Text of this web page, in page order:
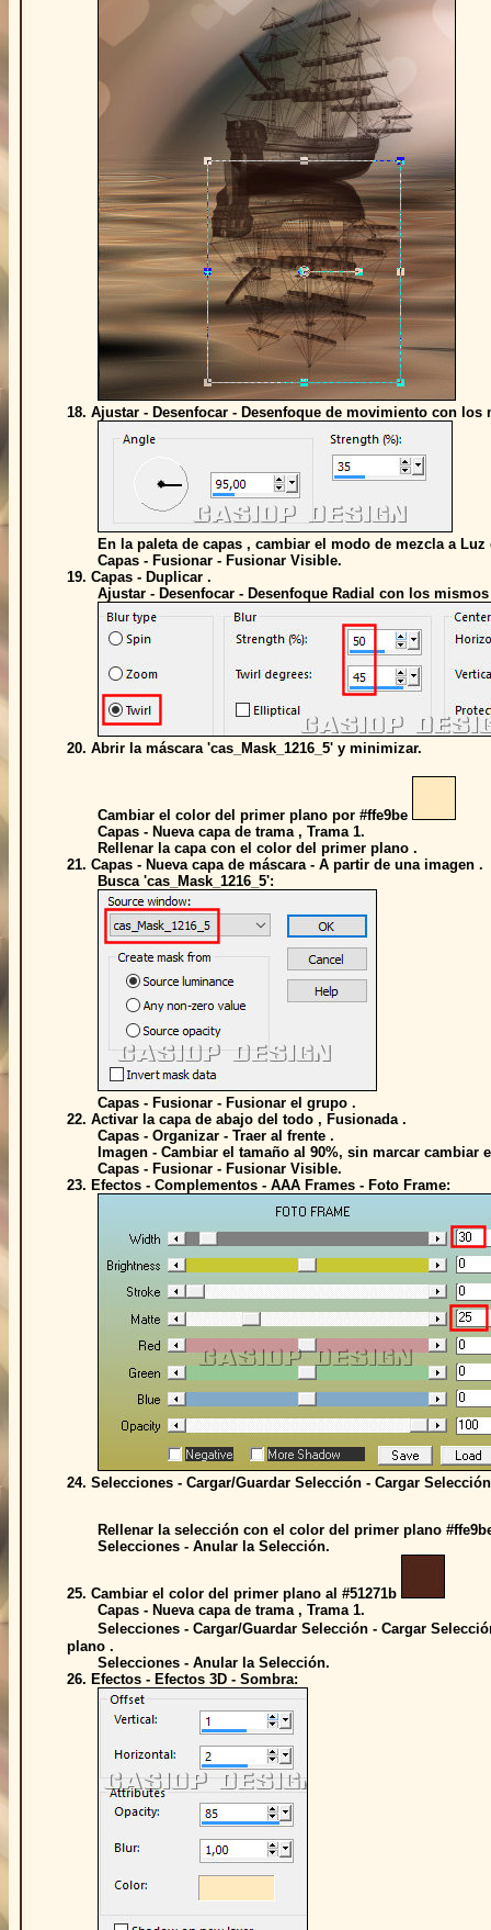
18. Ajustar - Desenfocar - Desenfoque de movimiento con los
En la paleta de capas , cambiar el modo de mezcla a Luz
Capas - Fusionar - Fusionar Visible.
19. Capas - Duplicar .
Ajustar - Desenfocar - Desenfoque Radial con los mismos
20. Abrir la máscara 'cas_Mask_1216_5' y minimizar.
Cambiar el color del primer plano por #ffe9be
Capas - Nueva capa de trama , Trama 1.
Rellenar la capa con el color del primer plano .
21. Capas - Nueva capa de máscara - A partir de una imagen .
Busca 'cas_Mask_1216_5':
Capas - Fusionar - Fusionar el grupo .
22. Activar la capa de abajo del todo , Fusionada .
Capas - Organizar - Traer al frente .
Imagen - Cambiar el tamaño al 90%, sin marcar cambiar
Capas - Fusionar - Fusionar Visible.
23. Efectos - Complementos - AAA Frames - Foto Frame:
24. Selecciones - Cargar/Guardar Selección - Cargar
Rellenar la selección con el color del primer plano
Selecciones - Anular la Selección.
25. Cambiar el color del primer plano al #51271b
Capas - Nueva capa de trama , Trama 1.
Selecciones - Cargar/Guardar Selección - Cargar
plano .
Selecciones - Anular la Selección.
26. Efectos - Efectos 3D - Sombra: